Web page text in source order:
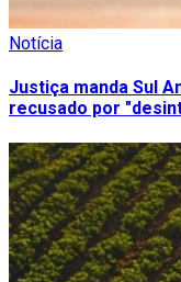
Notícia
Justiça manda Sul
recusado por